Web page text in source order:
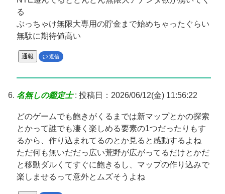
る
ぶっちゃけ無限大専用の貯金まで始めちゃったぐらい
無駄に期待値高い
通報 返信
名無しの鑑定士: 投稿日：2026/06/12(金) 11:56:22
どのゲームでも飽きがくるまでは新マップとかの探索
とかって誰でも凄く楽しめる要素の1つだったりもす
るから、作り込まれてるのとか見ると感動するよね
ただ何も無いだだっ広い荒野が広がってるだけとかだ
と移動ダルくてすぐに飽きるし、マップの作り込みで
楽しませるって意外とムズそうよね